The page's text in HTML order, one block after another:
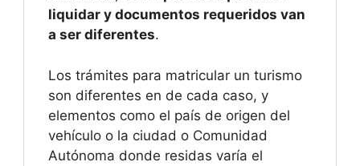
liquidar y documentos requeridos van
a ser diferentes.
Los trámites para matricular un turismo
son diferentes en de cada caso, y
elementos como el país de origen del
vehículo o la ciudad o Comunidad
Autónoma donde residas varía el